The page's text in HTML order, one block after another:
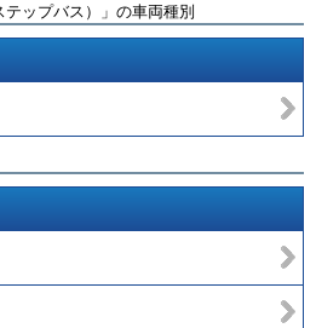
ップバス）」の車両種別